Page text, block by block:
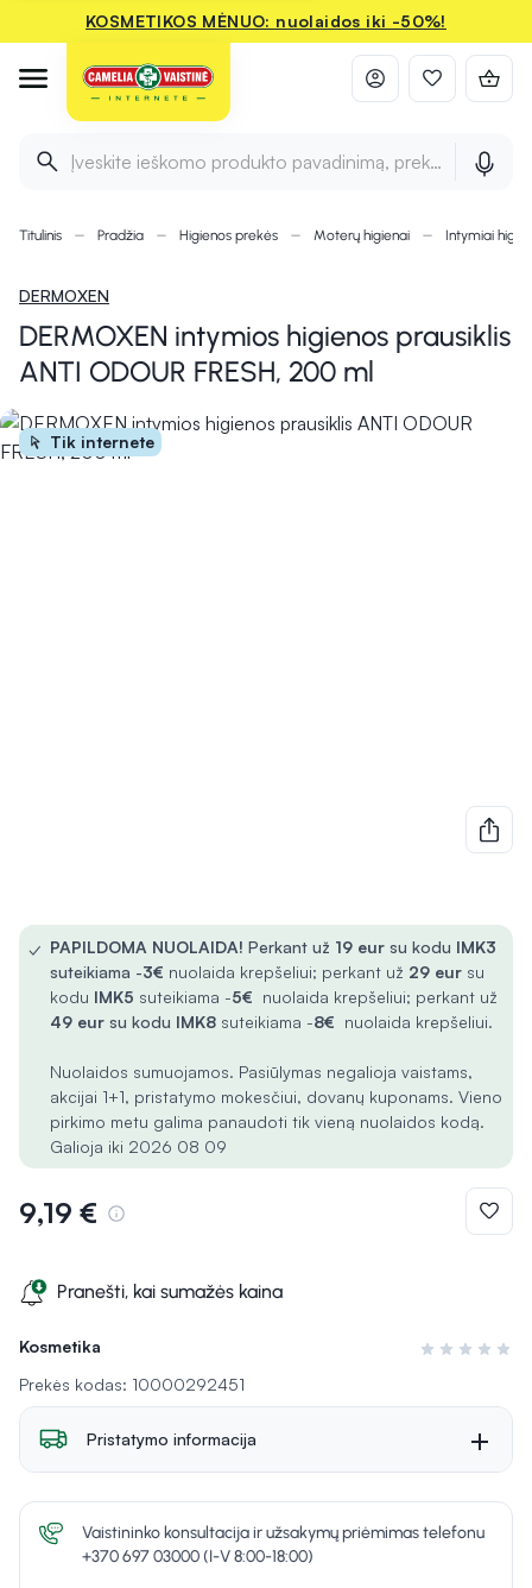
KOSMETIKOS MĖNUO: nuolaidos iki -50%!
Įveskite ieškomo produkto pavadinimą, prekės ženklą ir
Titulinis Pradžia Higienos prekės Moterų higienai Intymiai
DERMOXEN
DERMOXEN intymios higienos prausiklis
ANTI ODOUR FRESH, 200 ml
Tik internete
Kosmetika
Įvertinimas 0
Prekės kodas: 10000292451
✓ PAPILDOMA NUOLAIDA! Perkant už 19 eur su kodu IMK3
suteikiama -3€ nuolaida krepšeliui; perkant už 29 eur su
kodu IMK5 suteikiama -5€ nuolaida krepšeliui; perkant už
49 eur su kodu IMK8 suteikiama -8€ nuolaida krepšeliui.
Nuolaidos sumuojamos. Pasiūlymas negalioja vaistams,
akcijai 1+1, pristatymo mokesčiui, dovanų kuponams. Vieno
pirkimo metu galima panaudoti tik vieną nuolaidos kodą.
Galioja iki 2026 08 09
9,19 €
Pranešti, kai sumažės kaina
Pristatymo informacija
Vaistininko konsultacija ir užsakymų priėmimas telefonu
+370 697 03000 (I-V 8:00-18:00)